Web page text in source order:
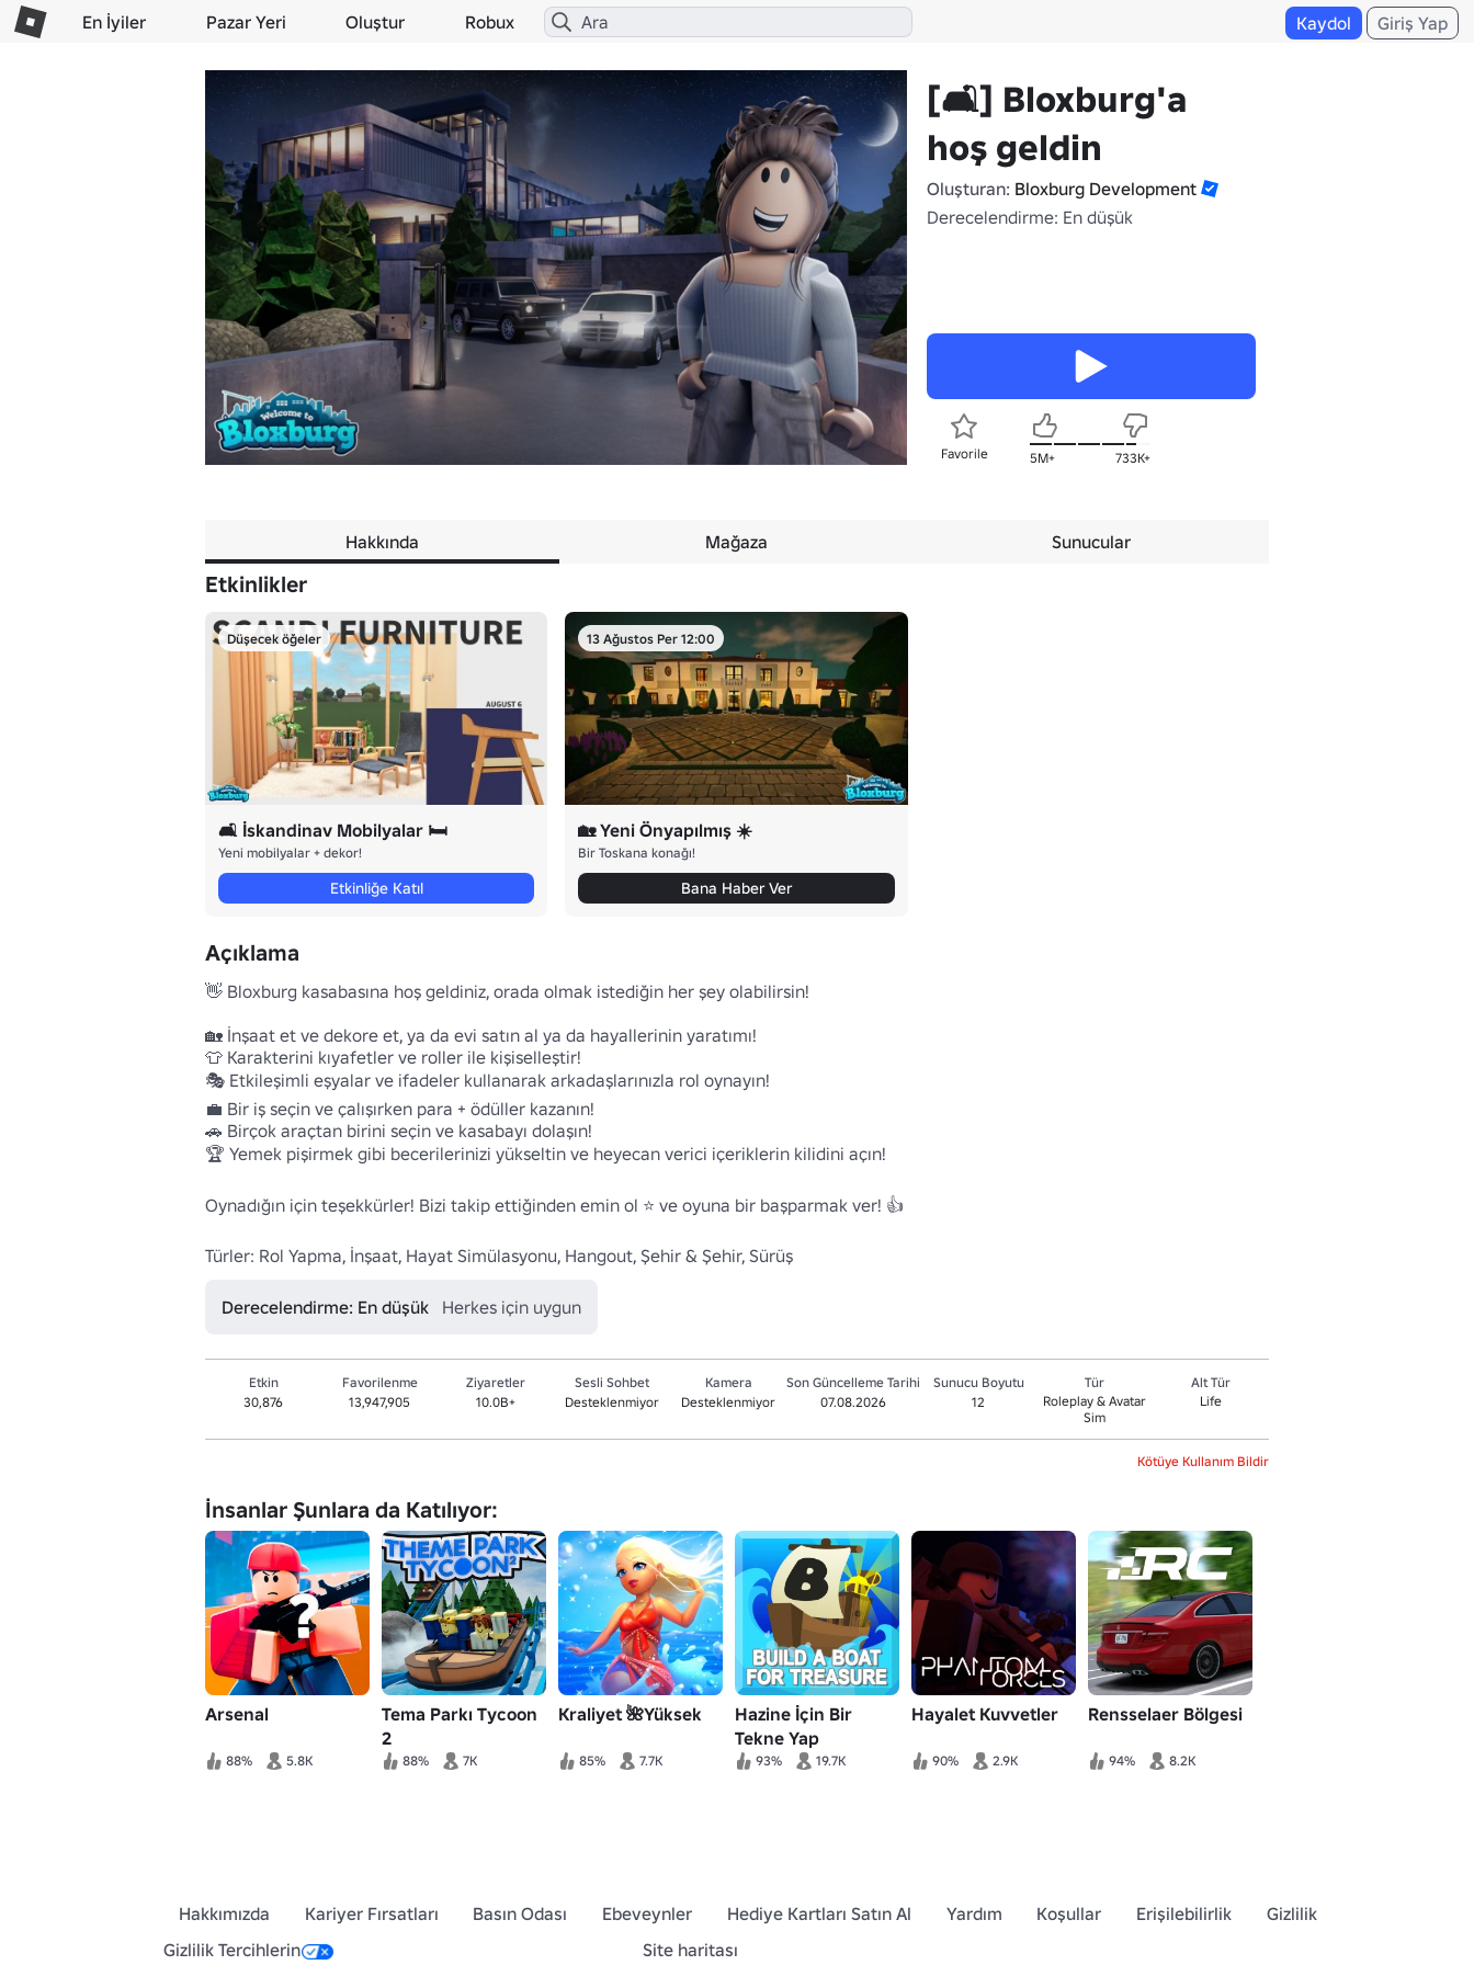
En İyiler Pazar Yeri Oluştur Robux Kaydol Giriş Yap
[🛋️] Bloxburg'a
hoş geldin
Oluşturan: Bloxburg Development
Derecelendirme: En düşük
Favorile 5M+ 733K+
Hakkında Mağaza Sunucular
Etkinlikler
Düşecek öğeler
🛋️ İskandinav Mobilyalar 🛏️
Yeni mobilyalar + dekor!
Etkinliğe Katıl
13 Ağustos Per 12:00
🏡 Yeni Önyapılmış ☀️
Bir Toskana konağı!
Bana Haber Ver
Açıklama
👋 Bloxburg kasabasına hoş geldiniz, orada olmak istediğin her şey olabilirsin!
🏡 İnşaat et ve dekore et, ya da evi satın al ya da hayallerinin yaratımı!
👕 Karakterini kıyafetler ve roller ile kişiselleştir!
🎭 Etkileşimli eşyalar ve ifadeler kullanarak arkadaşlarınızla rol oynayın!
💼 Bir iş seçin ve çalışırken para + ödüller kazanın!
🚗 Birçok araçtan birini seçin ve kasabayı dolaşın!
🏆 Yemek pişirmek gibi becerilerinizi yükseltin ve heyecan verici içeriklerin kilidini açın!
Oynadığın için teşekkürler! Bizi takip ettiğinden emin ol ⭐ ve oyuna bir başparmak ver! 👍
Türler: Rol Yapma, İnşaat, Hayat Simülasyonu, Hangout, Şehir & Şehir, Sürüş
Derecelendirme: En düşük Herkes için uygun
Etkin
30,876
Favorilenme
13,947,905
Ziyaretler
10.0B+
Sesli Sohbet
Desteklenmiyor
Kamera
Desteklenmiyor
Son Güncelleme Tarihi
07.08.2026
Sunucu Boyutu
12
Tür
Roleplay & Avatar
Sim
Alt Tür
Life
Kötüye Kullanım Bildir
İnsanlar Şunlara da Katılıyor:
Arsenal
88% 5.8K
Tema Parkı Tycoon
2
88% 7K
Kraliyet 🌺Yüksek
85% 7.7K
Hazine İçin Bir
Tekne Yap
93% 19.7K
Hayalet Kuvvetler
90% 2.9K
Rensselaer Bölgesi
94% 8.2K
Hakkımızda Kariyer Fırsatları Basın Odası Ebeveynler Hediye Kartları Satın Al Yardım Koşullar Erişilebilirlik
Gizlilik
Gizlilik Tercihlerin
Site haritası